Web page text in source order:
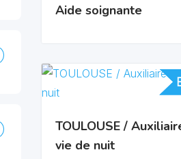
Aide soignante
TOULOUSE /
vie de nuit